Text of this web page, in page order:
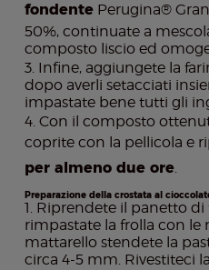
fondentePerugina®
50%, continuate a
composto liscio ed
Infine, aggiungete la
dopo averli setacciati
impastate bene tutti gli
Con il composto
coprite con la pellicola e
per almeno due ore.
Preparazione della crostata al
Riprendete il panetto di
rimpastate la frolla con le
mattarello stendete la
circa 4-5 mm. Rivestiteci